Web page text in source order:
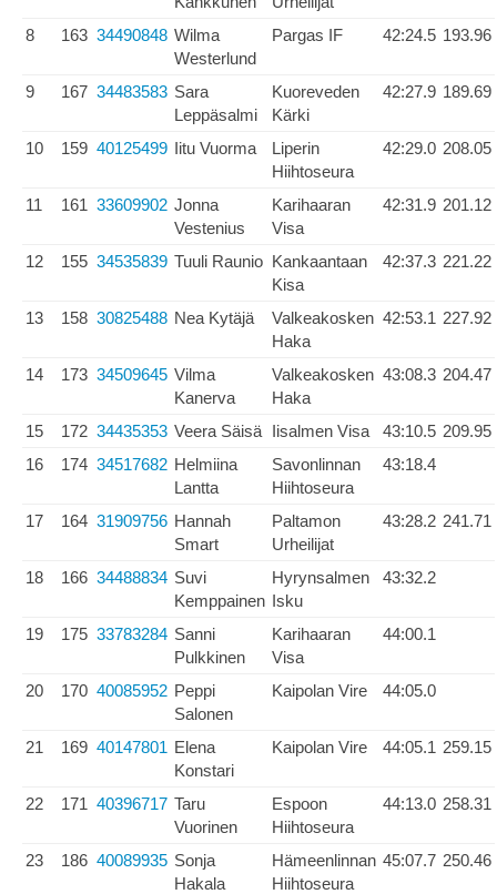
8
163 34490848 Wilma
Westerlund
Pargas IF 42:24.5 193.96
9 167 34483583 Sara
Leppäsalmi
Kuoreveden
Kärki
42:27.9 189.69
10 159 40125499 Iitu Vuorma
Liperin
Hiihtoseura
42:29.0 208.05
11 161 33609902 Jonna
Vestenius
Karihaaran
Visa
42:31.9 201.12
12 155 34535839 Tuuli Raunio Kankaantaan
Kisa
42:37.3 221.22
13 158 30825488 Nea Kytäjä
Valkeakosken
Haka
42:53.1 227.92
14 173 34509645 Vilma
Kanerva
Valkeakosken
Haka
43:08.3 204.47
15 172 34435353 Veera Säisä Iisalmen Visa 43:10.5 209.95
16
174 34517682 Helmiina
Lantta
Savonlinnan
Hiihtoseura
43:18.4
17 164 31909756 Hannah
Smart
Paltamon
Urheilijat
43:28.2 241.71
18 166 34488834 Suvi
Kemppainen
Hyrynsalmen
Isku
43:32.2
19 175 33783284 Sanni
Pulkkinen
Karihaaran
Visa
44:00.1
20 170 40085952 Peppi
Salonen
Kaipolan Vire 44:05.0
21 169 40147801 Elena
Konstari
Kaipolan Vire 44:05.1 259.15
22 171 40396717 Taru
Vuorinen
Espoon
Hiihtoseura
44:13.0 258.31
23 186 40089935 Sonja
Hakala
Hämeenlinnan
Hiihtoseura
45:07.7 250.46